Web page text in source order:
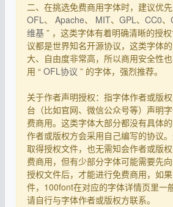
二、在挑选免费商用字体时，建议优
OFL、 Apache、 MIT、 GPL、 CC0、
维基 ” ，这类字体有着明确清晰的授
议都是世界知名开源协议，这类字体
大、自由度非常高，所以商用安全性
用 “ OFL协议 ” 的字体，强烈推荐。
关于作者声明授权：指字体作者或版
台（比如官网、微信公众号等）声明
费商用。这类字体大部分都没有具体
作者或版权方会采用自己编写的协议
取得授权文件，也无需知会作者或版
费商用，但有少部分字体可能需要先
授权文件后，才能进行免费商用，如
件，100font在对应的字体详情页里一
请自行与字体作者或版权方联系。